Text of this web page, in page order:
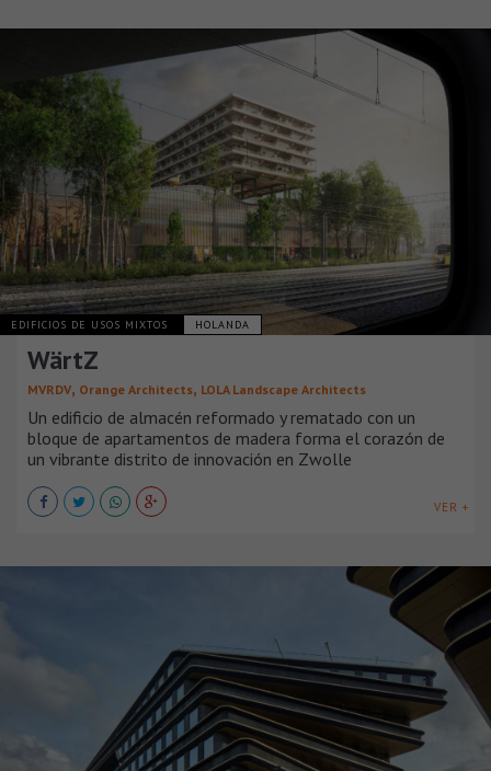
EDIFICIOS DE USOS MIXTOS HOLANDA
WärtZ
MVRDV, Orange Architects, LOLA Landscape Architects
Un edificio de almacén reformado y rematado con un
bloque de apartamentos de madera forma el corazón de
un vibrante distrito de innovación en Zwolle
VER +